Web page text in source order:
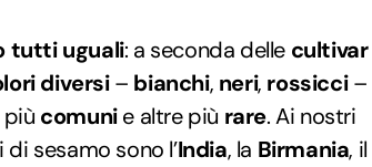
tutti uguali: a seconda delle cultivar
diversi– bianchi, neri, rossicci–
comunie altre più rare. Ai nostri
sesamo sono l’India, la Birmania, il